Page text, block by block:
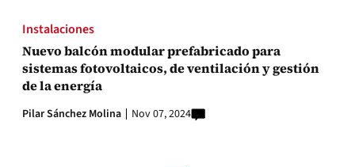
Instalaciones
Nuevo balcón modular prefabricado para
sistemas fotovoltaicos, de ventilación y gestión
de la energía
Pilar Sánchez Molina Nov 07, 2024